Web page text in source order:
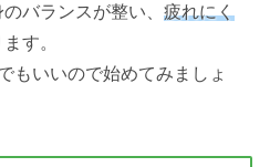
バランスが整い、 疲れにく
す。
もいいので始めてみましょ